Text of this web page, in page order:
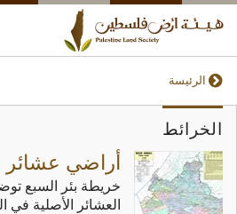
الرئيسة
الخرائط
أراضي عشائر
خريطة بئر السبع
العشائر الأصلية في